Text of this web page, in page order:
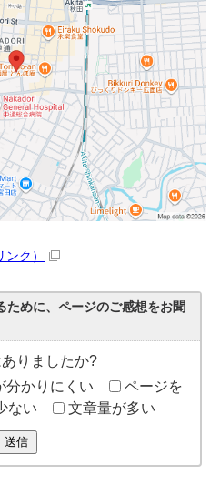
ンク）
ために、ページのご感想をお聞
りましたか?
分かりにくい
ページを
ない 文章量が多い
送信